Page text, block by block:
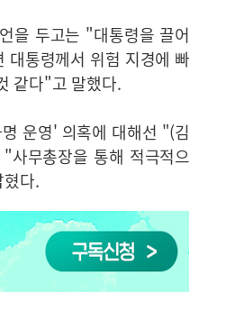
을 두고는 "대통령을 끌어
통령께서 위험 지경에 빠
같다"고 말했다.
운영' 의혹에 대해선 "(김
사무총장을 통해 적극적으
다.